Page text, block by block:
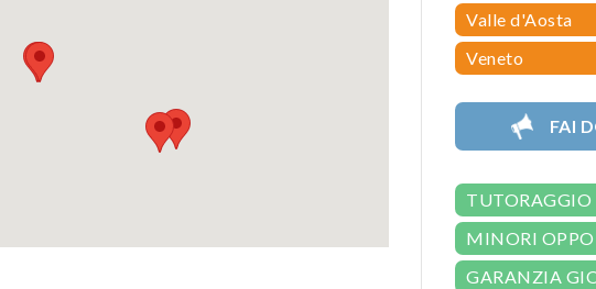
Valle d'Aosta
Veneto
FAI
TUTORAGGIO
MINORI
GARANZIA